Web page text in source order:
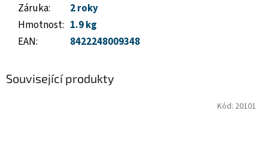
Záruka:
2 roky
Hmotnost: 1.9 kg
EAN: 8422248009348
Související produkty
Kód: 20101